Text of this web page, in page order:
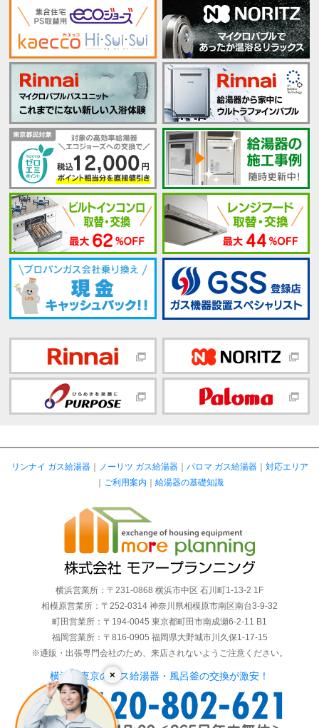
×
リンナイ ガス給湯器｜ ノーリツ ガス給湯器｜ パロマ ガス給湯器｜ 対応エリア
｜ ご利用案内 ｜ 給湯器の基礎知識
横浜営業所：〒231-0868 横浜市中区 石川町1-13-2 1F
相模原営業所：〒252-0314 神奈川県相模原市南区南台3-9-32
町田営業所：〒194-0045 東京都町田市南成瀬6-2-11 B1
福岡営業所：〒816-0905 福岡県大野城市川久保1-17-15
※通販・出張専門会社のため、来店されないようご注意ください。
横浜・東京のガス給湯器・風呂釜の交換が激安！